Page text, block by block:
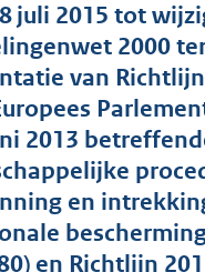
d
s
g
o
o
t
t
e
:
6
juli 2015 tot
2000
van Richtlijn
2013
en
bescherming
en Richtlijn